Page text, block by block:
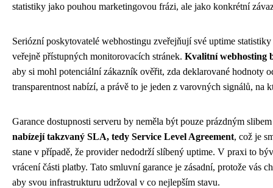
statistiky jako pouhou marketingovou frázi, ale jako konkrétní
Seriózní poskytovatelé webhostingu zveřejňují své uptime
veřejně přístupných monitorovacích stránek. Kvalitní webhosting
aby si mohl potenciální zákazník ověřit, zda deklarované hodnoty
transparentnost nabízí, a právě to je jeden z varovných signálů, na
Garance dostupnosti serveru by neměla být pouze prázdným
nabízejí takzvaný SLA, tedy Service Level Agreement, což je
stane v případě, že provider nedodrží slíbený uptime. V praxi to
vrácení části platby. Tato smluvní garance je zásadní, protože vás
aby svou infrastrukturu udržoval v co nejlepším stavu.